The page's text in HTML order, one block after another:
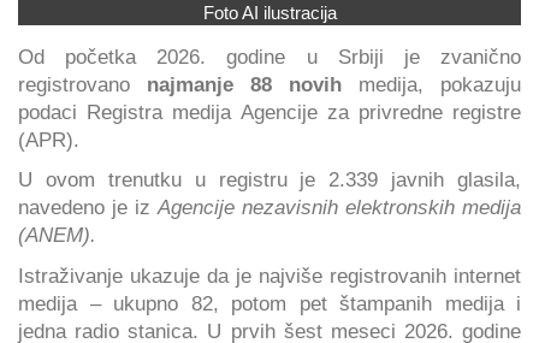
Foto AI ilustracija
Od početka 2026. godine u Srbiji je zvanično
registrovano najmanje 88 novih medija, pokazuju
podaci Registra medija Agencije za privredne registre
(APR).
U ovom trenutku u registru je 2.339 javnih glasila,
navedeno je iz Agencije nezavisnih elektronskih medija
(ANEM).
Istraživanje ukazuje da je najviše registrovanih internet
medija – ukupno 82, potom pet štampanih medija i
jedna radio stanica. U prvih šest meseci 2026. godine